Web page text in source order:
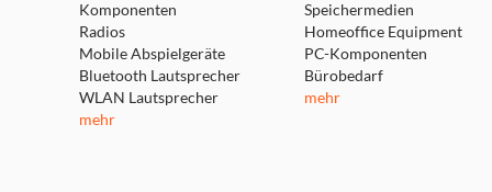
Komponenten
Radios
Mobile Abspielgeräte
Bluetooth Lautsprecher
WLAN Lautsprecher
mehr
Speichermedien
Homeoffice Equipment
PC-Komponenten
Bürobedarf
mehr